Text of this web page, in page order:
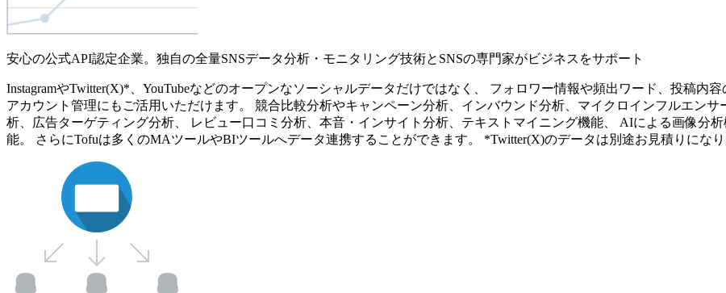
安心の公式API認定企業。独自の全量SNSデータ分析・モニタリング技術とSNSの専門家がビジネスをサポート
InstagramやTwitter(X)*、YouTubeなどのオープンなソーシャルデータだけではなく、 フォロワー情報や頻出ワード、投稿内
アカウント管理にもご活用いただけます。 競合比較分析やキャンペーン分析、インバウンド分析、マイクロインフルエン
析、広告ターゲティング分析、 レビュー口コミ分析、本音・インサイト分析、テキストマイニング機能、 AIによる画像分
能。 さらにTofuは多くのMAツールやBIツールへデータ連携することができます。 *Twitter(X)のデータは別途お見積りになり